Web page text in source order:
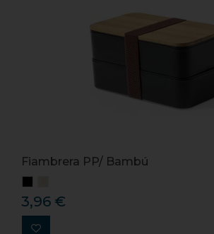
Fiambrera PP/ Bambú
3,96 €